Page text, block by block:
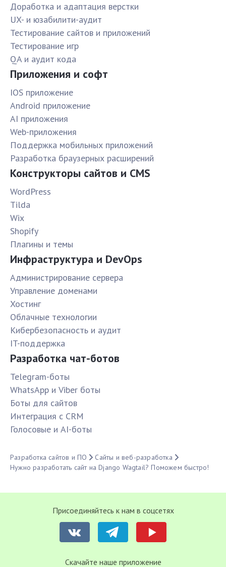
Доработка и адаптация верстки
UX- и юзабилити-аудит
Тестирование сайтов и приложений
Тестирование игр
QA и аудит кода
Приложения и софт
IOS приложение
Android приложение
AI приложения
Web-приложения
Поддержка мобильных приложений
Разработка браузерных расширений
Конструкторы сайтов и CMS
WordPress
Tilda
Wix
Shopify
Плагины и темы
Инфраструктура и DevOps
Администрирование сервера
Управление доменами
Хостинг
Облачные технологии
Кибербезопасность и аудит
IT-поддержка
Разработка чат-ботов
Telegram-боты
WhatsApp и Viber боты
Боты для сайтов
Интеграция с CRM
Голосовые и AI-боты
Разработка сайтов и ПО
Сайты и веб-разработка
Нужно разработать сайт на Django Wagtail? Поможем быстро!
Присоединяйтесь к нам в соцсетях
Cкачайте наше приложение